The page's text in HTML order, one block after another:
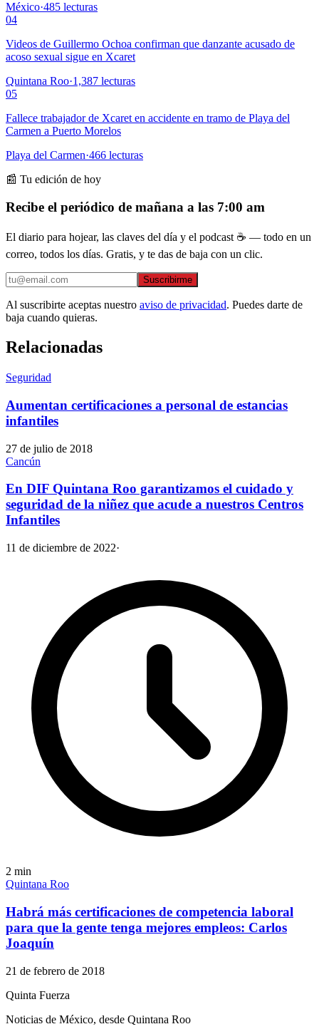
México·485 lecturas
04
Videos de Guillermo Ochoa confirman que danzante acusado de
acoso sexual sigue en Xcaret
Quintana Roo·1,387 lecturas
05
Fallece trabajador de Xcaret en accidente en tramo de Playa del
Carmen a Puerto Morelos
Playa del Carmen·466 lecturas
📰 Tu edición de hoy
Recibe el periódico de mañana a las 7:00 am
El diario para hojear, las claves del día y el podcast ☕ — todo en un
correo, todos los días. Gratis, y te das de baja con un clic.
Suscribirme
Al suscribirte aceptas nuestro aviso de privacidad. Puedes darte de
baja cuando quieras.
Relacionadas
Seguridad
Aumentan certificaciones a personal de estancias
infantiles
27 de julio de 2018
Cancún
En DIF Quintana Roo garantizamos el cuidado y
seguridad de la niñez que acude a nuestros Centros
Infantiles
11 de diciembre de 2022·
2 min
Quintana Roo
Habrá más certificaciones de competencia laboral
para que la gente tenga mejores empleos: Carlos
Joaquín
21 de febrero de 2018
Quinta Fuerza
Noticias de México, desde Quintana Roo